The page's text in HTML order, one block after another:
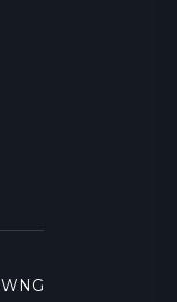
WNG